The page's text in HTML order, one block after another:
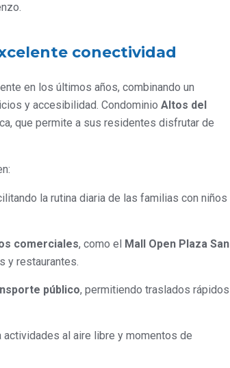
conectividad
en los últimos años, combinando un
y accesibilidad. Condominio Altos del
que permite a sus residentes disfrutar de
la rutina diaria de las familias con niños
comerciales, como el Mall Open Plaza San
y restaurantes.
público, permitiendo traslados rápidos
actividades al aire libre y momentos de